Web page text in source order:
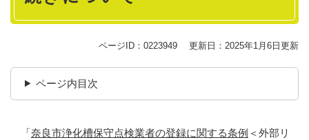
ページID：0223949 更新日：2025年1月6日更新
ページ内目次
「奈良市浄化槽保守点検業者の登録に関する条例 ＜外部リ